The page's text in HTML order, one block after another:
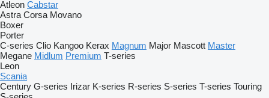
Atleon Cabstar
Astra Corsa Movano
Boxer
Porter
C-series Clio Kangoo Kerax Magnum Major Mascott Master
Megane Midlum Premium T-series
Leon
Scania
Century G-series Irizar K-series R-series S-series T-series Touring